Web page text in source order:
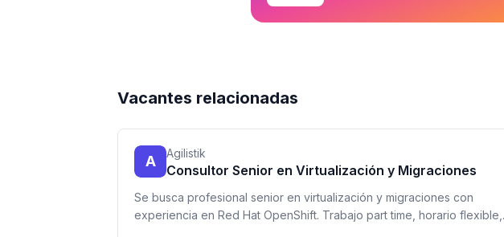
Vacantes relacionadas
A Agilistik
Consultor Senior en Virtualización y Migraciones
Se busca profesional senior en virtualización y migraciones con
experiencia en Red Hat OpenShift. Trabajo part time, horario flexible,